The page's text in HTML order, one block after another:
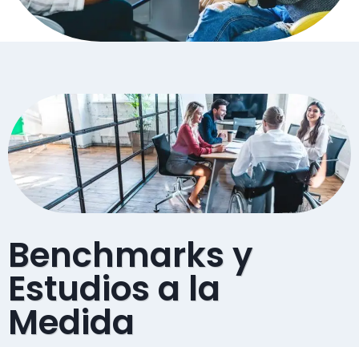
Benchmarks y
Estudios a la
Medida